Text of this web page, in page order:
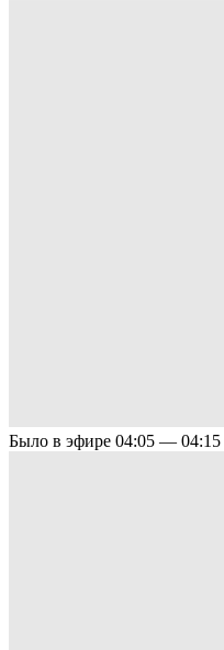
Было в эфире 04:05 — 04:15